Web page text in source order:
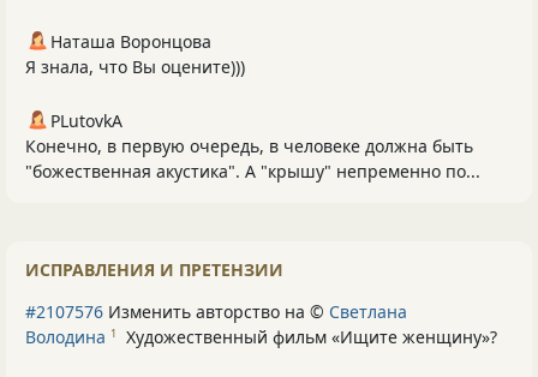
Наташа Воронцова
Я знала, что Вы оцените)))
PLutоvkА
Конечно, в первую очередь, в человеке должна быть
"божественная акустика". А "крышу" непременно по...
ИСПРАВЛЕНИЯ И ПРЕТЕНЗИИ
#2107576 Изменить авторство на © Светлана
Володина 1 Художественный фильм «Ищите женщину»?